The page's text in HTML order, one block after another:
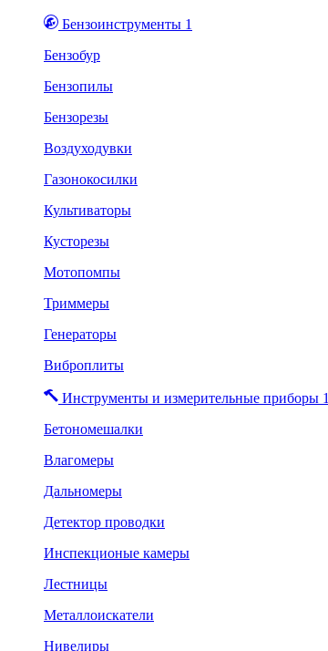
Бензоинструменты 1
Бензобур
Бензопилы
Бензорезы
Воздуходувки
Газонокосилки
Культиваторы
Кусторезы
Мотопомпы
Триммеры
Генераторы
Виброплиты
Инструменты и измерительные приборы 1
Бетономешалки
Влагомеры
Дальномеры
Детектор проводки
Инспекционые камеры
Лестницы
Металлоискатели
Нивелиры